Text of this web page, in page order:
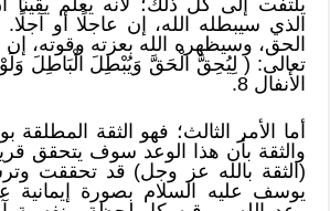
الذي سيبطله الله، إن عاجلًا أو
الحق، وسيظهره الله بعزته وقوته، إن
تعالى: ( لِيُحِقَّ الْحَقَّ وَيُبْطِلَ الْبَاطِلَ
الأنفال 8.
أما الأمر الثالث؛ فهو الثقة المطلقة
والثقة بأن هذا الوعد سوف يتحقق
(الثقة بالله عز وجل) قد تحققت
يوسف عليه السلام بصورة إيمانية